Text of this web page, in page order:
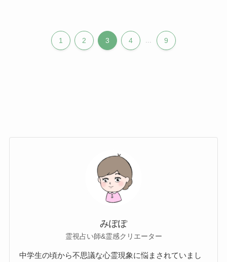
1 2 3 4 9
みぽぽ
霊視占い師&霊感クリエーター
中学生の頃から不思議な心霊現象に悩まされていまし